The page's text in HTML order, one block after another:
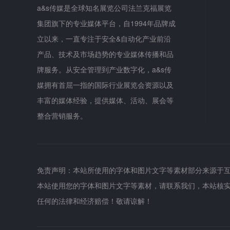
a&s传媒是全球知名展览公司法兰克福展览
集团旗下的专业媒体平台，自1994年品牌成
立以来，一直专注于安全&自动化产业前沿
产品、技术及市场趋势的专业媒体传播和品
牌服务。从安全管理到产业数字化，a&s传
媒拥有首屈一指的国际行业展览会资源以及
丰富的媒体经验，提供媒体、活动、展会等
整合营销服务。
免责声明：本站所使用的字体和图片文字等素材部分来源
本站使用您的字体和图片文字等素材，请联系我们，本站
任何的法律和经济赔偿！敬请谅解！